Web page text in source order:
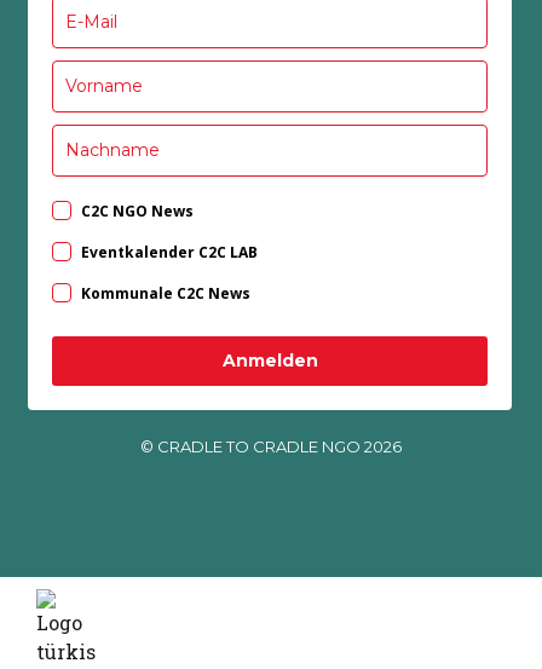
C2C NGO News
Eventkalender C2C LAB
Kommunale C2C News
Anmelden
© CRADLE TO CRADLE NGO 2026